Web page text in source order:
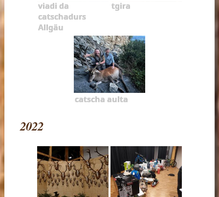
viadi da
catschadurs
Allgäu
tgira
catscha aulta
2022